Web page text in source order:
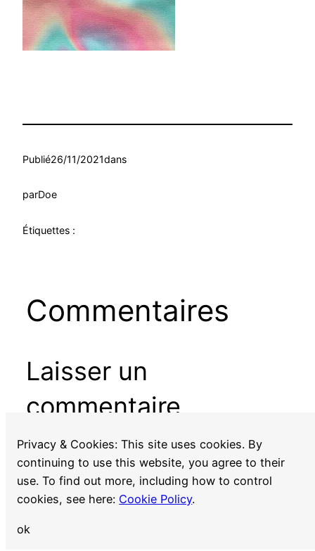
Publié26/11/2021dans
parDoe
Étiquettes :
Commentaires
Laisser un
commentaire
Vous devezvous connecterpour publier un
commentaire.
Privacy & Cookies: This site uses cookies. By
continuing to use this website, you agree to their
use. To find out more, including how to control
cookies, see here: Cookie Policy.
ok